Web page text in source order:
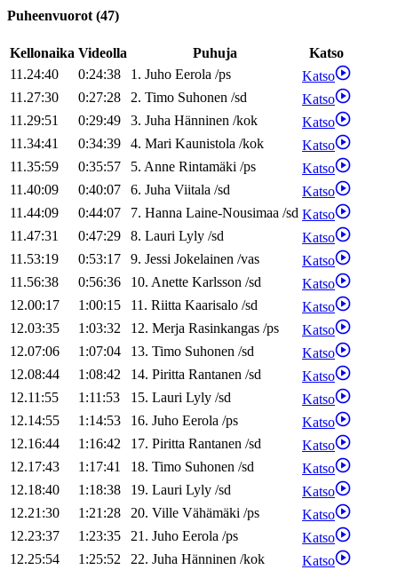
Puheenvuorot (47)
Kellonaika Videolla Puhuja
Katso
11.24:40
0:24:38 1. Juho Eerola /ps
Katso
11.27:30
0:27:28 2. Timo Suhonen /sd
Katso
11.29:51
0:29:49 3. Juha Hänninen /kok
Katso
11.34:41
0:34:39 4. Mari Kaunistola /kok
Katso
11.35:59
0:35:57 5. Anne Rintamäki /ps
Katso
11.40:09
0:40:07 6. Juha Viitala /sd
Katso
11.44:09
0:44:07 7. Hanna Laine-Nousimaa /sd Katso
11.47:31
0:47:29 8. Lauri Lyly /sd
Katso
11.53:19
0:53:17 9. Jessi Jokelainen /vas
Katso
11.56:38
0:56:36 10. Anette Karlsson /sd
Katso
12.00:17
1:00:15 11. Riitta Kaarisalo /sd
Katso
12.03:35
1:03:32 12. Merja Rasinkangas /ps
Katso
12.07:06
1:07:04 13. Timo Suhonen /sd
Katso
12.08:44
1:08:42 14. Piritta Rantanen /sd
Katso
12.11:55
1:11:53 15. Lauri Lyly /sd
Katso
12.14:55
1:14:53 16. Juho Eerola /ps
Katso
12.16:44
1:16:42 17. Piritta Rantanen /sd
Katso
12.17:43
1:17:41 18. Timo Suhonen /sd
Katso
12.18:40
1:18:38 19. Lauri Lyly /sd
Katso
12.21:30
1:21:28 20. Ville Vähämäki /ps
Katso
12.23:37
1:23:35 21. Juho Eerola /ps
Katso
12.25:54
1:25:52 22. Juha Hänninen /kok
Katso